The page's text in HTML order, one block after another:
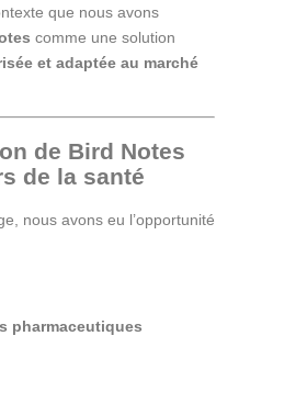
que nous avons
comme une solution
et adaptée au marché
de Bird Notes
de la santé
nous avons eu l’opportunité
pharmaceutiques